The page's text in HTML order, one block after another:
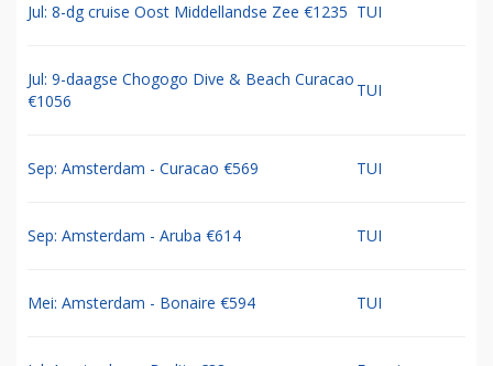
Jul: 8-dg cruise Oost Middellandse Zee €1235 TUI
Jul: 9-daagse Chogogo Dive & Beach Curacao
€1056
TUI
Sep: Amsterdam - Curacao €569 TUI
Sep: Amsterdam - Aruba €614 TUI
Mei: Amsterdam - Bonaire €594 TUI